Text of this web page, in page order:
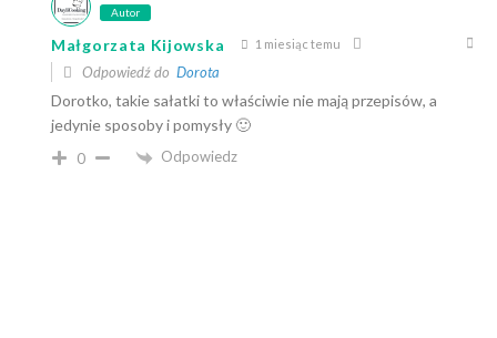
Autor
Małgorzata Kijowska 1 miesiąc temu
Odpowiedź do Dorota
Dorotko, takie sałatki to właściwie nie mają przepisów, a
jedynie sposoby i pomysły 🙂
0 Odpowiedz